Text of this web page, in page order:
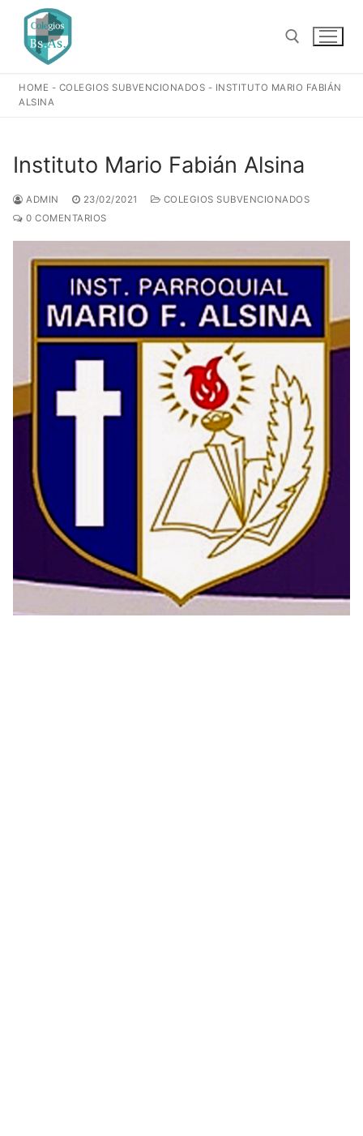
contenido
HOME - COLEGIOS SUBVENCIONADOS - INSTITUTO MARIO FABIÁN
ALSINA
Instituto Mario Fabián Alsina
ADMIN 23/02/2021
COLEGIOS SUBVENCIONADOS
0 COMENTARIOS